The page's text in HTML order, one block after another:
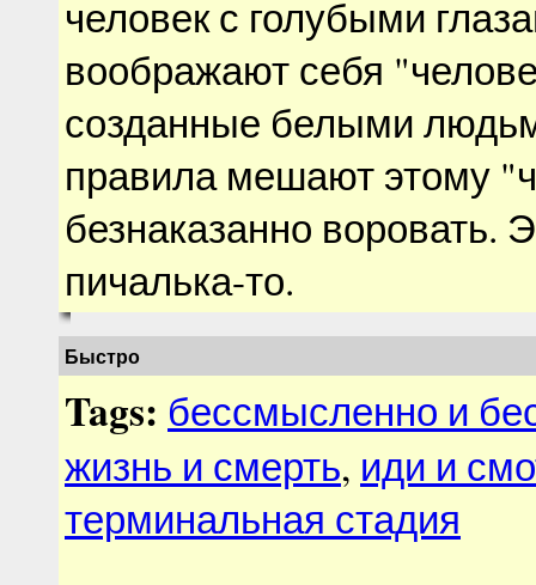
человек с голубыми
воображают себя
созданные белыми
правила мешают этому
безнаказанно воровать.
пичалька-то.
Быстро
Tags: бессмысленно и
жизнь и смерть, иди и
терминальная стадия